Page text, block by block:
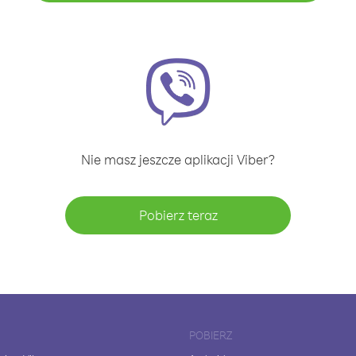
Nie masz jeszcze aplikacji Viber?
Pobierz teraz
POBIERZ